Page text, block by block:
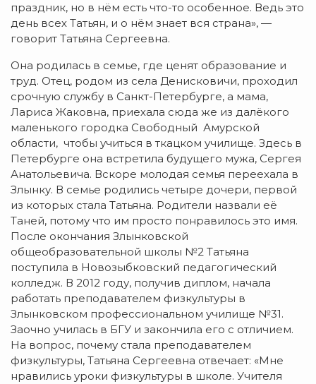
праздник, но в нём есть что-то особенное. Ведь это
день всех Татьян, и о нём знает вся страна», —
говорит Татьяна Сергеевна.
Она родилась в семье, где ценят образование и
труд. Отец, родом из села Денисковичи, проходил
срочную службу в Санкт-Петербурге, а мама,
Лариса Жаковна, приехала сюда же из далёкого
маленького городка Свободный Амурской
области, чтобы учиться в ткацком училище. Здесь в
Петербурге она встретила будущего мужа, Сергея
Анатольевича. Вскоре молодая семья переехала в
Злынку. В семье родились четыре дочери, первой
из которых стала Татьяна. Родители назвали её
Таней, потому что им просто понравилось это имя.
После окончания Злынковской
общеобразовательной школы №2 Татьяна
поступила в Новозыбковский педагогический
колледж. В 2012 году, получив диплом, начала
работать преподавателем физкультуры в
Злынковском профессиональном училище №31.
Заочно училась в БГУ и закончила его с отличием.
На вопрос, почему стала преподавателем
физкультуры, Татьяна Сергеевна отвечает: «Мне
нравились уроки физкультуры в школе. Учителя